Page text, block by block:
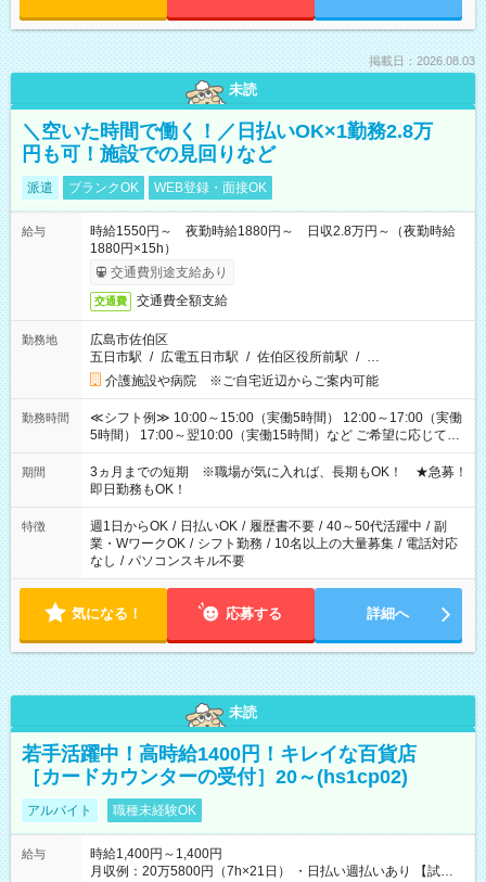
掲載日：2026.08.03
未読
＼空いた時間で働く！／日払いOK×1勤務2.8万
円も可！施設での見回りなど
派遣 ブランクOK WEB登録・面接OK
給与
時給1550円～ 夜勤時給1880円～ 日収2.8万円～（夜勤時給
1880円×15h）
交通費別途支給あり
交通費 交通費全額支給
勤務地
広島市佐伯区
五日市駅 / 広電五日市駅 / 佐伯区役所前駅 / …
介護施設や病院 ※ご自宅近辺からご案内可能
勤務時間
≪シフト例≫ 10:00～15:00（実働5時間） 12:00～17:00（実働
5時間） 17:00～翌10:00（実働15時間）など ご希望に応じて、
働く時間は調整できます！ お気軽に担当へ相談ください！
期間
3ヵ月までの短期 ※職場が気に入れば、長期もOK！ ★急募！
即日勤務もOK！
特徴 週1日からOK / 日払いOK / 履歴書不要 / 40～50代活躍中 / 副
業・WワークOK / シフト勤務 / 10名以上の大量募集 / 電話対応
なし / パソコンスキル不要
気になる！ 応募する 詳細へ
未読
若手活躍中！高時給1400円！キレイな百貨店
［カードカウンターの受付］20～(hs1cp02)
アルバイト 職種未経験OK
給与
時給1,400円～1,400円
月収例：20万5800円（7h×21日） ・日払い週払いあり 【試用